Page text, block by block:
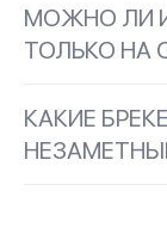
МОЖНО ЛИ
ТОЛЬКО НА
КАКИЕ